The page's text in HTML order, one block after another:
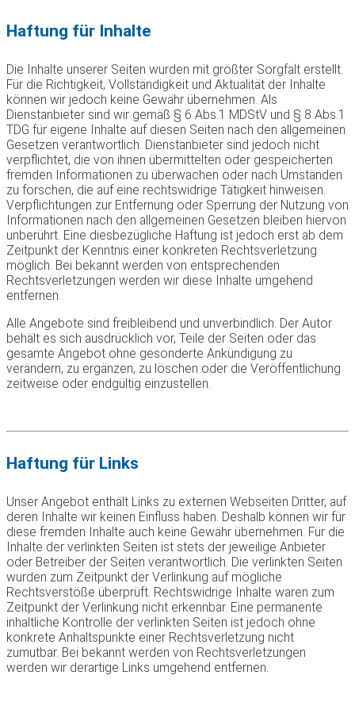
Haftung für Inhalte
Die Inhalte unserer Seiten wurden mit größter Sorgfalt erstellt.
Für die Richtigkeit, Vollständigkeit und Aktualität der Inhalte
können wir jedoch keine Gewähr übernehmen. Als
Dienstanbieter sind wir gemäß § 6 Abs.1 MDStV und § 8 Abs.1
TDG für eigene Inhalte auf diesen Seiten nach den allgemeinen
Gesetzen verantwortlich. Dienstanbieter sind jedoch nicht
verpflichtet, die von ihnen übermittelten oder gespeicherten
fremden Informationen zu überwachen oder nach Umständen
zu forschen, die auf eine rechtswidrige Tätigkeit hinweisen.
Verpflichtungen zur Entfernung oder Sperrung der Nutzung von
Informationen nach den allgemeinen Gesetzen bleiben hiervon
unberührt. Eine diesbezügliche Haftung ist jedoch erst ab dem
Zeitpunkt der Kenntnis einer konkreten Rechtsverletzung
möglich. Bei bekannt werden von entsprechenden
Rechtsverletzungen werden wir diese Inhalte umgehend
entfernen.
Alle Angebote sind freibleibend und unverbindlich. Der Autor
behält es sich ausdrücklich vor, Teile der Seiten oder das
gesamte Angebot ohne gesonderte Ankündigung zu
verändern, zu ergänzen, zu löschen oder die Veröffentlichung
zeitweise oder endgültig einzustellen.
Haftung für Links
Unser Angebot enthält Links zu externen Webseiten Dritter, auf
deren Inhalte wir keinen Einfluss haben. Deshalb können wir für
diese fremden Inhalte auch keine Gewähr übernehmen. Für die
Inhalte der verlinkten Seiten ist stets der jeweilige Anbieter
oder Betreiber der Seiten verantwortlich. Die verlinkten Seiten
wurden zum Zeitpunkt der Verlinkung auf mögliche
Rechtsverstöße überprüft. Rechtswidrige Inhalte waren zum
Zeitpunkt der Verlinkung nicht erkennbar. Eine permanente
inhaltliche Kontrolle der verlinkten Seiten ist jedoch ohne
konkrete Anhaltspunkte einer Rechtsverletzung nicht
zumutbar. Bei bekannt werden von Rechtsverletzungen
werden wir derartige Links umgehend entfernen.